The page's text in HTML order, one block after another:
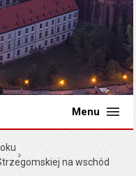
Menu
na wschód